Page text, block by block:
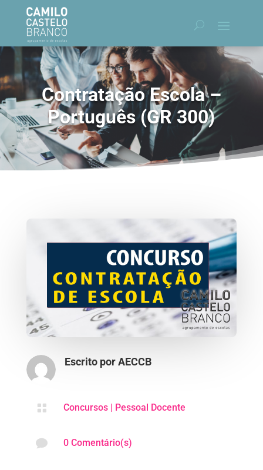
Contratação Escola –
Português (GR 300)
Escrito porAECCB
 Concursos| Pessoal Docente
 0 Comentário(s)